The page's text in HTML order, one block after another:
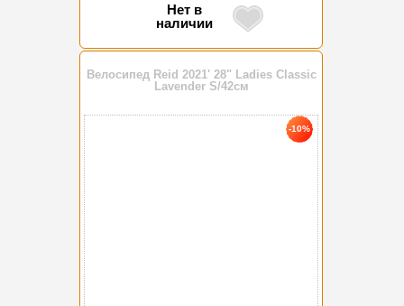
Нет в
наличии
Велосипед Reid 2021' 28" Ladies Classic
Lavender S/42см
-10%